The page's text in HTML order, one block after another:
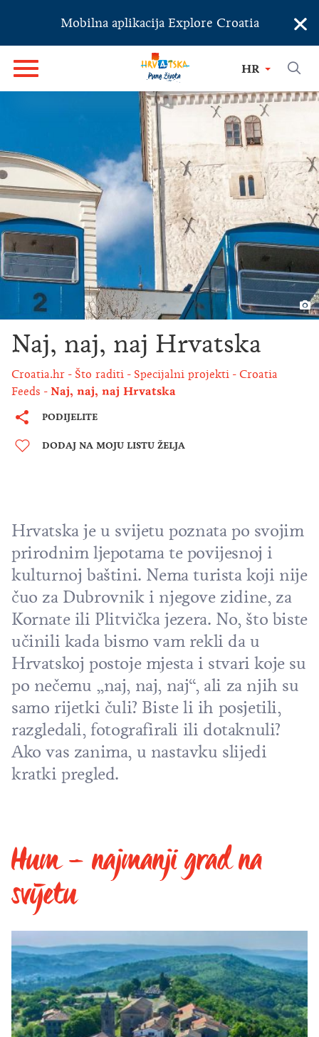
Mobilna aplikacija Explore Croatia ×
HR
Naj, naj, naj Hrvatska
Croatia.hr Što raditi Specijalni projekti
Croatia
Feeds
Naj, naj, naj Hrvatska
PODIJELITE
DODAJ NA MOJU LISTU ŽELJA
Hrvatska je u svijetu poznata po svojim
prirodnim ljepotama te povijesnoj i
kulturnoj baštini. Nema turista koji nije
čuo za Dubrovnik i njegove zidine, za
Kornate ili Plitvička jezera. No, što biste
učinili kada bismo vam rekli da u
Hrvatskoj postoje mjesta i stvari koje su
po nečemu „naj, naj, naj“, ali za njih su
samo rijetki čuli? Biste li ih posjetili,
razgledali, fotografirali ili dotaknuli?
Ako vas zanima, u nastavku slijedi
kratki pregled.
Hum – najmanji grad na
svijetu